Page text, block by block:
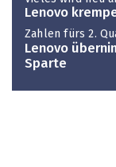
Lenovo
Zahlen fürs 2.
Lenovo
Sparte